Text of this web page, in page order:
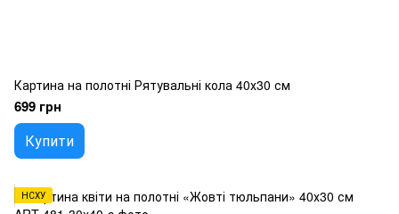
Картина на полотні Рятувальні кола 40х30 см
699 грн
Купити
НСХУ